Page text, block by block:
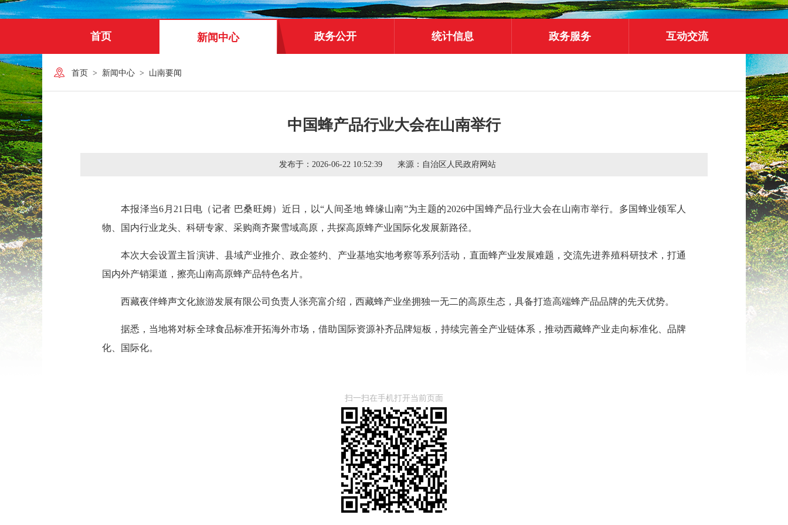
首页 新闻中心 政务公开 统计信息 政务服务 互动交流
首页 > 新闻中心 > 山南要闻
中国蜂产品行业大会在山南举行
发布于： 2026-06-22 10:52:39 来源： 自治区人民政府网站
本报泽当6月21日电（记者 巴桑旺姆）近日，以“人间圣地 蜂缘山南”为主题的2026中国蜂产品行业大会在山南市举行。多国蜂业领军人
物、国内行业龙头、科研专家、采购商齐聚雪域高原，共探高原蜂产业国际化发展新路径。
本次大会设置主旨演讲、县域产业推介、政企签约、产业基地实地考察等系列活动，直面蜂产业发展难题，交流先进养殖科研技术，打通
国内外产销渠道，擦亮山南高原蜂产品特色名片。
西藏夜伴蜂声文化旅游发展有限公司负责人张亮富介绍，西藏蜂产业坐拥独一无二的高原生态，具备打造高端蜂产品品牌的先天优势。
据悉，当地将对标全球食品标准开拓海外市场，借助国际资源补齐品牌短板，持续完善全产业链体系，推动西藏蜂产业走向标准化、品牌
化、国际化。
扫一扫在手机打开当前页面